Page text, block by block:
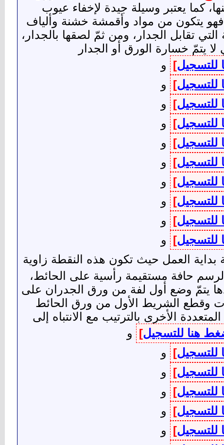
كما يعتبر وسيلة جيدة لإخفاء عيوب
يتكون من مواد وأقمشة خشنة وألياف
تقابل الجدار، ومن ثمّ لصقها بالجدار،
يتمّ خسارة الورق أو الجدار
للتسجيل] و
للتسجيل] و
للتسجيل] و
للتسجيل] و
للتسجيل] و
للتسجيل] و
للتسجيل] و
للتسجيل] و
للتسجيل] و
للتسجيل] و
بداية العمل حيث تكون هذه النقطة زاوية
حافة مستقيمة رأسية على الحائط،
يتمّ وضع أول لفة من ورق الجدران على
وقطع الشريط الأول من ورق الحائط
الأخرى بالترتيب مع الانتباه إلى
هنا للتسجيل] و
للتسجيل] و
للتسجيل] و
للتسجيل] و
للتسجيل] و
للتسجيل] و